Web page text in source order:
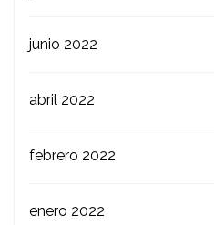
junio 2022
abril 2022
febrero 2022
enero 2022